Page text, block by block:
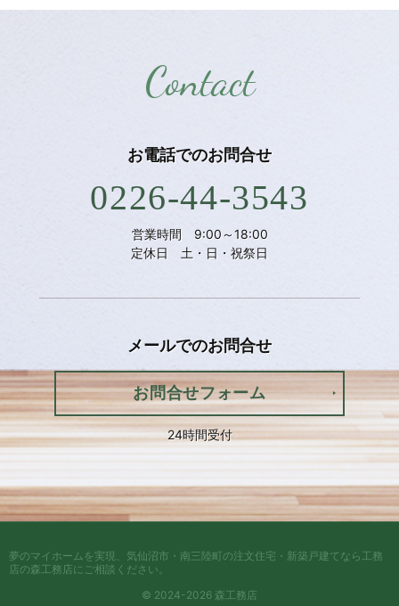
Contact
お電話でのお問合せ
0226-44-3543
営業時間 9:00～18:00
定休日 土・日・祝祭日
メールでのお問合せ
お問合せフォーム
24時間受付
© 2024-2026 森工務店
夢のマイホームを実現、 気仙沼市・南三陸町の注文住宅・新築戸建てなら工務
店の森工務店にご相談ください。